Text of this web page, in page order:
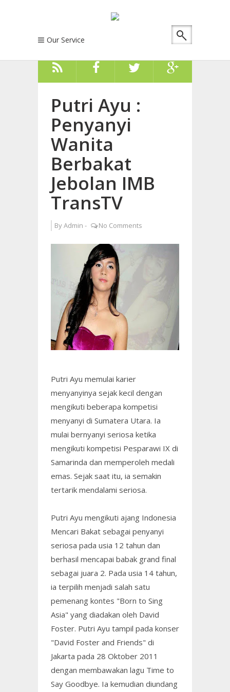
Our Service
Putri Ayu :
Penyanyi
Wanita
Berbakat
Jebolan IMB
TransTV
ByAdmin - No Comments
Putri Ayu memulai karier
menyanyinya sejak kecil dengan
mengikuti beberapa kompetisi
menyanyi di Sumatera Utara. Ia
mulai bernyanyi seriosa ketika
mengikuti kompetisi Pesparawi IX di
Samarinda dan memperoleh medali
emas. Sejak saat itu, ia semakin
tertarik mendalami seriosa.
Putri Ayu mengikuti ajang Indonesia
Mencari Bakat sebagai penyanyi
seriosa pada usia 12 tahun dan
berhasil mencapai babak grand final
sebagai juara 2. Pada usia 14 tahun,
ia terpilih menjadi salah satu
pemenang kontes "Born to Sing
Asia" yang diadakan oleh David
Foster. Putri Ayu tampil pada konser
"David Foster and Friends" di
Jakarta pada 28 Oktober 2011
dengan membawakan lagu Time to
Say Goodbye. Ia kemudian diundang